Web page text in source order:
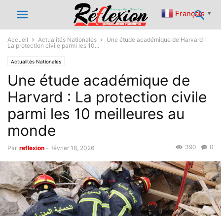
Accueil Actualités Nationales
Une étude académique de Harvard :
La protection civile parmi les 10...
Actualités Nationales
Une étude académique de
Harvard : La protection civile
parmi les 10 meilleures au
monde
Par reflexion - février 18, 2026 0
390
Français ▼